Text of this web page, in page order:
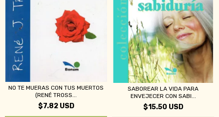
NO TE MUERAS CON TUS MUERTOS
(RENÉ TROSS...
$7.82 USD
SABOREAR LA VIDA PARA
ENVEJECER CON SABI...
$15.50 USD